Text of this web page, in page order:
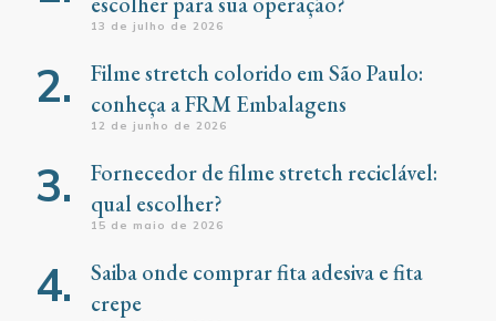
13 de julho de 2026
Filme stretch colorido em São Paulo:
conheça a FRM Embalagens
12 de junho de 2026
Fornecedor de filme stretch reciclável:
qual escolher?
15 de maio de 2026
Saiba onde comprar fita adesiva e fita
crepe